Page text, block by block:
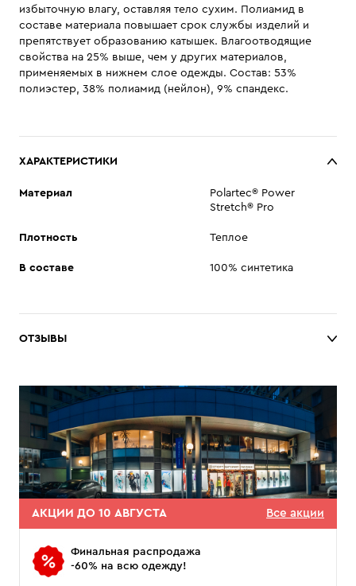
избыточную влагу, оставляя тело сухим. Полиамид в
составе материала повышает срок службы изделий и
препятствует образованию катышек. Влагоотводящие
свойства на 25% выше, чем у других материалов,
применяемых в нижнем слое одежды. Состав: 53%
полиэстер, 38% полиамид (нейлон), 9% спандекс.
ХАРАКТЕРИСТИКИ
Материал
Polartec® Power
Stretch® Pro
Плотность Теплое
В составе 100% синтетика
ОТЗЫВЫ
АКЦИИ ДО 10 АВГУСТА Все акции
Финальная распродажа
-60% на всю одежду!